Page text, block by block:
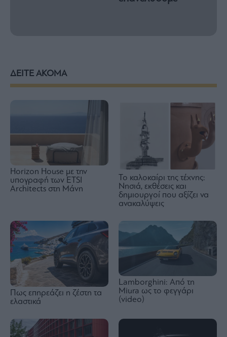
ΔΕΙΤΕ ΑΚΟΜΑ
Horizon House με την
υπογραφή των ETSI
Architects στη Μάνη
Το καλοκαίρι της τέχνης:
Νησιά, εκθέσεις και
δημιουργοί που αξίζει να
ανακαλύψεις
Πως επηρεάζει η ζέστη τα
ελαστικά
Lamborghini: Από τη
Miura ως το φεγγάρι
(video)